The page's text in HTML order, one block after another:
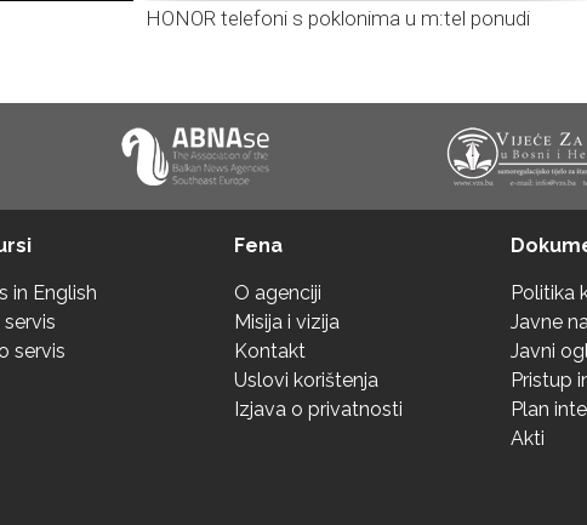
HONOR telefoni s poklonima u m:tel ponudi
in English
servis
servis
Fena
O agenciji
Misija i vizija
Kontakt
Uslovi korištenja
Izjava o privatnosti
Politika
Javne
Javni
Pristup
Plan
Akti